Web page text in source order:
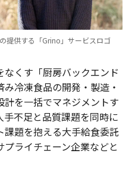
提供する「Grino」サービスロゴ
くす「厨房バックエンド
冷凍食品の開発・製造・
を一括でマネジメントす
不足と品質課題を同時に
題を抱える大手給食委託
ライチェーン企業などと